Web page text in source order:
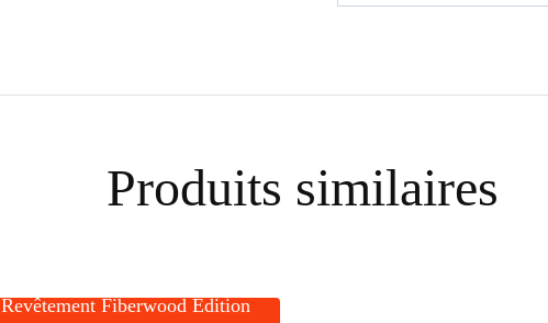
Produits similaires
Revêtement Fiberwood Édition